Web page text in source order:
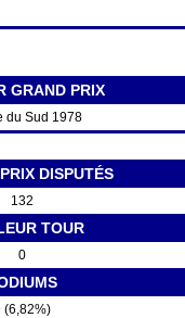
GRAND PRIX
du Sud 1978
DISPUTÉS
132
TOUR
0
(6,82%)